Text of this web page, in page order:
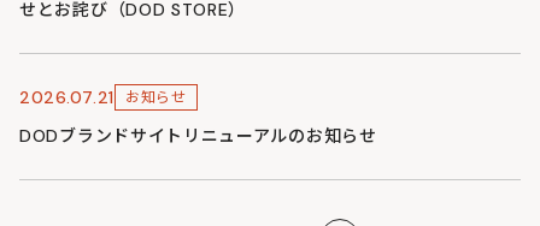
せとお詫び（DOD STORE）
2026.07.21 お知らせ
DODブランドサイトリニューアルのお知らせ